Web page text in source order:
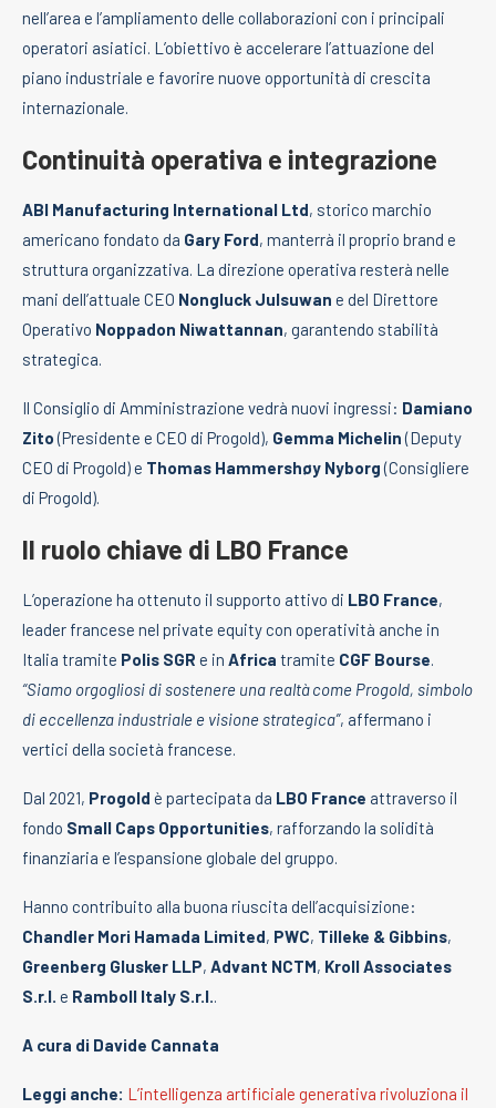
nell’area e l’ampliamento delle collaborazioni con i principali
operatori asiatici. L’obiettivo è accelerare l’attuazione del
piano industriale e favorire nuove opportunità di crescita
internazionale.
Continuità operativa e integrazione
ABI Manufacturing International Ltd, storico marchio
americano fondato da Gary Ford, manterrà il proprio brand e
struttura organizzativa. La direzione operativa resterà nelle
mani dell’attuale CEO Nongluck Julsuwan e del Direttore
Operativo Noppadon Niwattannan, garantendo stabilità
strategica.
Il Consiglio di Amministrazione vedrà nuovi ingressi: Damiano
Zito(Presidente e CEO di Progold), Gemma Michelin(Deputy
CEO di Progold) e Thomas Hammershøy Nyborg(Consigliere
di Progold).
Il ruolo chiave di LBO France
L’operazione ha ottenuto il supporto attivo di LBO France,
leader francese nel private equity con operatività anche in
Italia tramite Polis SGR e in Africa tramite CGF Bourse.
“Siamo orgogliosi di sostenere una realtà come Progold, simbolo
di eccellenza industriale e visione strategica”, affermano i
vertici della società francese.
Dal 2021, Progold è partecipata da LBO France attraverso il
fondo Small Caps Opportunities, rafforzando la solidità
finanziaria e l’espansione globale del gruppo.
Hanno contribuito alla buona riuscita dell’acquisizione:
Chandler Mori Hamada Limited, PWC, Tilleke & Gibbins,
Greenberg Glusker LLP, Advant NCTM, Kroll Associates
S.r.l. e Ramboll Italy S.r.l..
A cura di Davide Cannata
Leggi anche: L’intelligenza artificiale generativa rivoluziona il